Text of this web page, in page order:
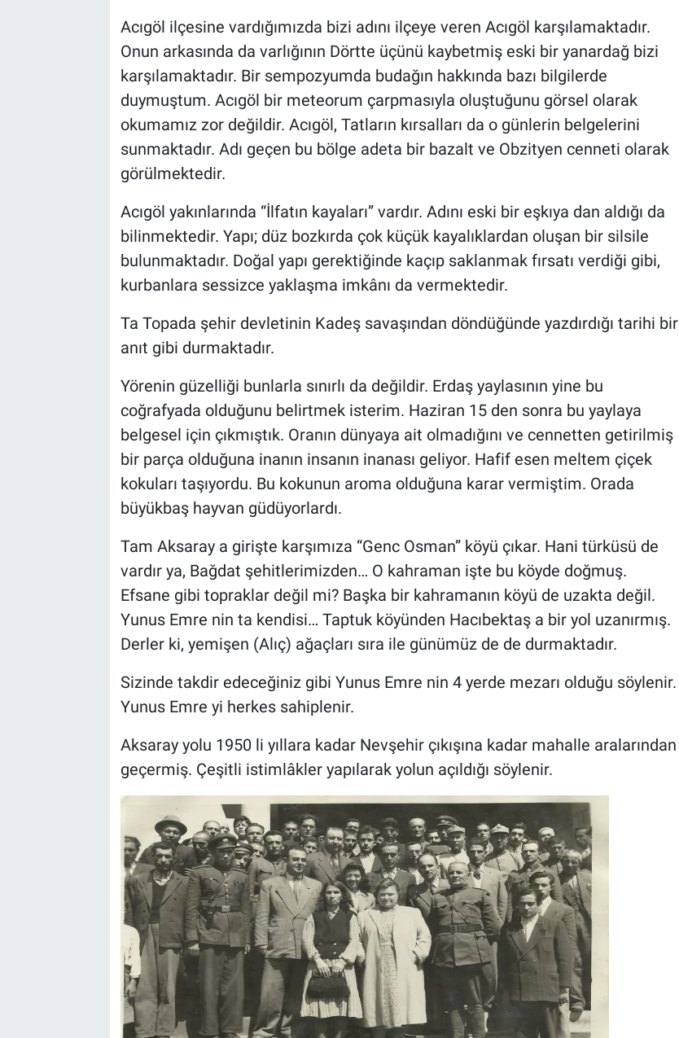
Acıgöl ilçesine vardığımızda bizi adını ilçeye veren Acıgöl karşılamaktadır.
Onun arkasında da varlığının Dörtte üçünü kaybetmiş eski bir yanardağ bizi
karşılamaktadır. Bir sempozyumda budağın hakkında bazı bilgilerde
duymuştum. Acıgöl bir meteorum çarpmasıyla oluştuğunu görsel olarak
okumamız zor değildir. Acıgöl, Tatların kırsalları da o günlerin belgelerini
sunmaktadır. Adı geçen bu bölge adeta bir bazalt ve Obzityen cenneti olarak
görülmektedir.
Acıgöl yakınlarında “İlfatın kayaları” vardır. Adını eski bir eşkıya dan aldığı da
bilinmektedir. Yapı; düz bozkırda çok küçük kayalıklardan oluşan bir silsile
bulunmaktadır. Doğal yapı gerektiğinde kaçıp saklanmak fırsatı verdiği gibi,
kurbanlara sessizce yaklaşma imkânı da vermektedir.
Ta Topada şehir devletinin Kadeş savaşından döndüğünde yazdırdığı tarihi bir
anıt gibi durmaktadır.
Yörenin güzelliği bunlarla sınırlı da değildir. Erdaş yaylasının yine bu
coğrafyada olduğunu belirtmek isterim. Haziran 15 den sonra bu yaylaya
belgesel için çıkmıştık. Oranın dünyaya ait olmadığını ve cennetten getirilmiş
bir parça olduğuna inanın insanın inanası geliyor. Hafif esen meltem çiçek
kokuları taşıyordu. Bu kokunun aroma olduğuna karar vermiştim. Orada
büyükbaş hayvan güdüyorlardı.
Tam Aksaray a girişte karşımıza “Genc Osman” köyü çıkar. Hani türküsü de
vardır ya, Bağdat şehitlerimizden… O kahraman işte bu köyde doğmuş.
Efsane gibi topraklar değil mi? Başka bir kahramanın köyü de uzakta değil.
Yunus Emre nin ta kendisi… Taptuk köyünden Hacıbektaş a bir yol uzanırmış.
Derler ki, yemişen (Alıç) ağaçları sıra ile günümüz de de durmaktadır.
Sizinde takdir edeceğiniz gibi Yunus Emre nin 4 yerde mezarı olduğu söylenir.
Yunus Emre yi herkes sahiplenir.
Aksaray yolu 1950 li yıllara kadar Nevşehir çıkışına kadar mahalle aralarından
geçermiş. Çeşitli istimlâkler yapılarak yolun açıldığı söylenir.